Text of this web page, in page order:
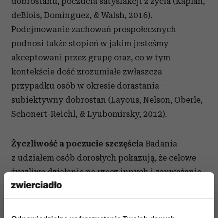
deBlois, Dominguez, & Walsh, 2016).
Podejmowanie zachowań prospołecznych
podnosi także stopień w jakim jesteśmy
akceptowani przez grupę oraz, co w tym
kontekście dość zrozumiałe zwłaszcza
przypadku osób w okresie dorastania -
subiektywny dobrostan (Layous, Nelson, Oberle,
Schonert-Reichl, & Lyubomirsky, 2012).
Życzliwość a poczucie szczęścia Badania
z udziałem osób dorosłych pokazują, że celowe
życzliwe działanie na rzecz innych i zauważanie
życzliwości w zachowaniach innych osób ma
pozytywny wpływ na poziom zdrowia
psychicznego, włączając w to zmniejszenie